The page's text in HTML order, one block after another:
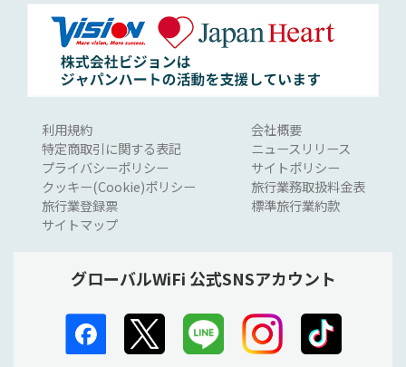
利用規約
特定商取引に関する表記
プライバシーポリシー
クッキー(Cookie)ポリシー
旅行業登録票
サイトマップ
会社概要
ニュースリリース
サイトポリシー
旅行業務取扱料金表
標準旅行業約款
グローバルWiFi 公式SNSアカウント